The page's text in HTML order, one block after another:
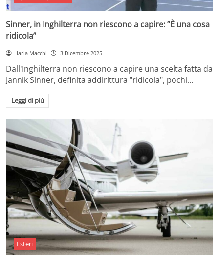
Sinner, in Inghilterra non riescono a capire: ”È una cosa
ridicola”
Ilaria Macchi 3 Dicembre 2025
Dall'Inghilterra non riescono a capire una scelta fatta da
Jannik Sinner, definita addirittura "ridicola", pochi…
Leggi di più
Esteri